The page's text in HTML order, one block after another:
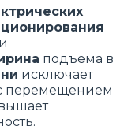
и
подъема в
исключает
перемещением